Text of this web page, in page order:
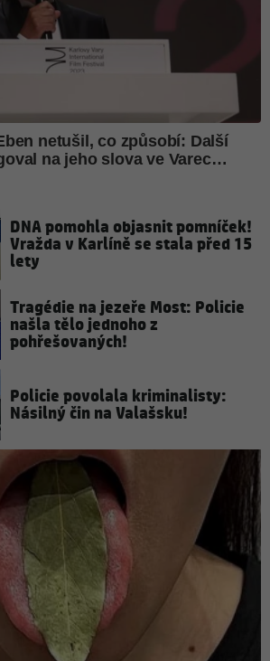
DNA pomohla objasnit pomníček!
Vražda v Karlíně se stala před 15
lety
Tragédie na jezeře Most: Policie
našla tělo jednoho z
pohřešovaných!
Policie povolala kriminalisty:
Násilný čin na Valašsku!